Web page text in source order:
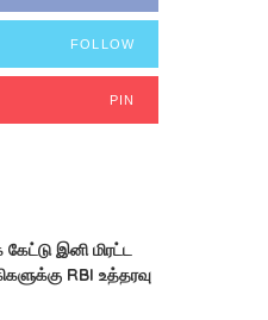
FOLLOW
PIN
இனி மிரட்ட
RBI உத்தரவு